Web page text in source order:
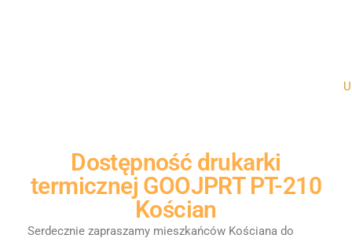
Dostępność drukarki
termicznej GOOJPRT PT-210
Kościan
Serdecznie zapraszamy mieszkańców Kościana do